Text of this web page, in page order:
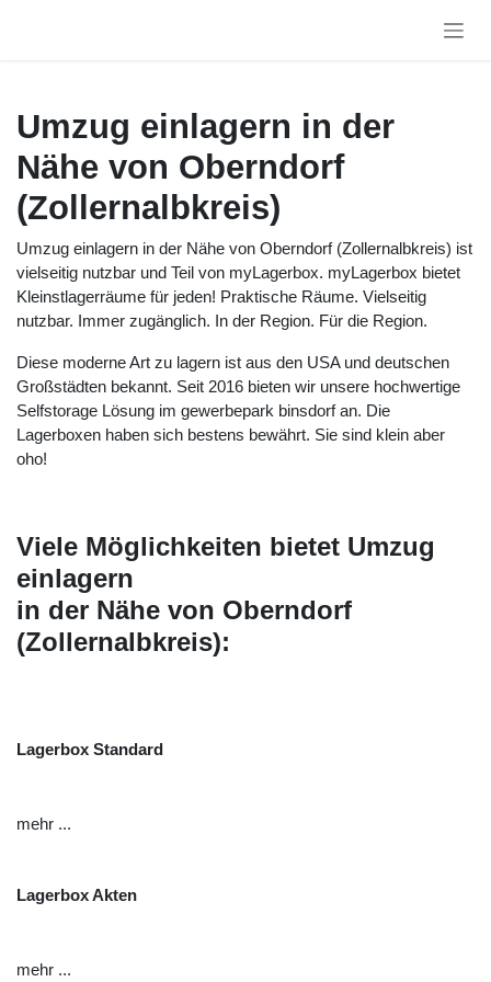
Umzug einlagern in der
Nähe von Oberndorf
(Zollernalbkreis)
Umzug einlagern in der Nähe von Oberndorf (Zollernalbkreis) ist
vielseitig nutzbar und Teil von myLagerbox. myLagerbox bietet
Kleinstlagerräume für jeden! Praktische Räume. Vielseitig
nutzbar. Immer zugänglich. In der Region. Für die Region.
Diese moderne Art zu lagern ist aus den USA und deutschen
Großstädten bekannt. Seit 2016 bieten wir unsere hochwertige
Selfstorage Lösung im gewerbepark binsdorf an. Die
Lagerboxen haben sich bestens bewährt. Sie sind klein aber
oho!
Viele Möglichkeiten bietet Umzug
einlagern
in der Nähe von Oberndorf
(Zollernalbkreis):
Lagerbox Standard
mehr ...
Lagerbox Akten
mehr ...